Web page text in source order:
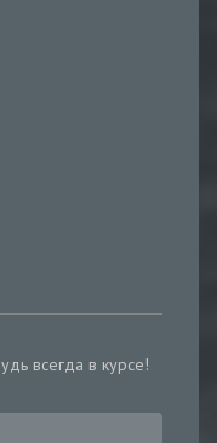
всегда в курсе!